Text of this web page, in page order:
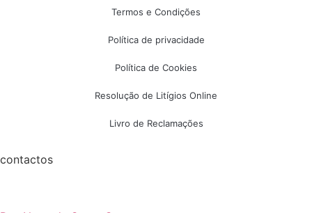
Termos e Condições
Política de privacidade
Política de Cookies
Resolução de Litígios Online
Livro de Reclamações
contactos